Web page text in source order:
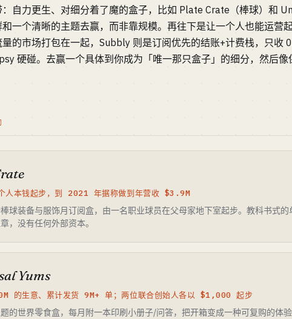
自力更生、对细分着了魔的盒子，比如 Plate Crate（棒球）和
一个清晰的主题去赢，而非靠规模。再往下是让一个人也能运营
的市场打包在一起，Subbly 则是订阅优先的结账+计费栈，只收
硬碰。去赢一个具体到你成为「唯一那只盒子」的细分，然后
本钱起步，到 2021 年据称做到年营收 $3.9M
球装备与服饰月订阅盒，由一名职业球员在父母家地下室起步。教科书式
，没有任何外部资本。
Yums
的生意、累计发货 9M+ 单；两位联合创始人各以 $1,000 起步
的世界零食盒，每月附一本印刷小册子/问答，把开箱变成一种可复购的